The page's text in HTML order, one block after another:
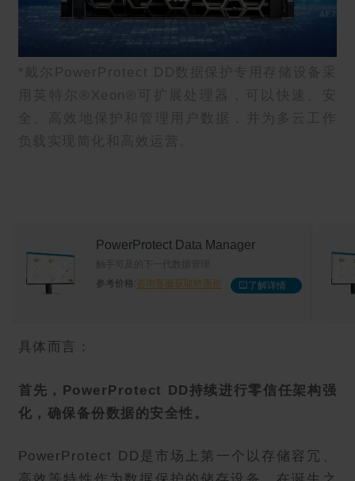
Data Protection Suite
参考价格:咨询客服获取特惠价 了解详情
具体而言：
首先，PowerProtect DD持续进行零信任架构强
化，确保备份数据的安全性。
PowerProtect DD是市场上第一个以存储容冗、